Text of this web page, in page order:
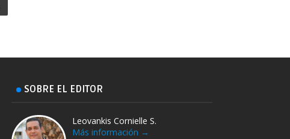
SOBRE EL EDITOR
Leovankis Cornielle S.
Más información →